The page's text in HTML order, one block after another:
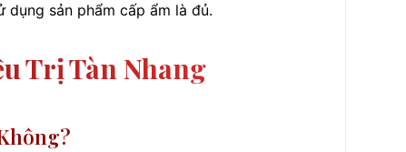
dụng sản phẩm cấp ẩm là đủ.
Trị Tàn Nhang